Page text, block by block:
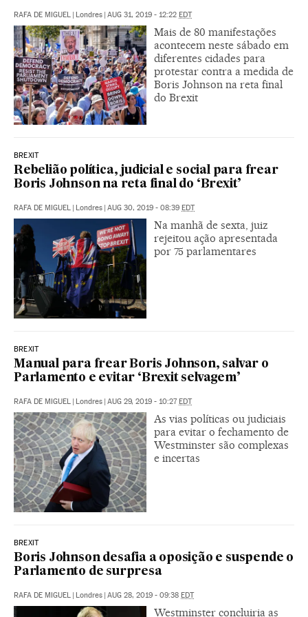
RAFA DE MIGUEL | Londres | AUG 31, 2019 - 12:22 EDT
Mais de 80 manifestações
acontecem neste sábado em
diferentes cidades para
protestar contra a medida de
Boris Johnson na reta final
do Brexit
BREXIT
Rebelião política, judicial e social para frear
Boris Johnson na reta final do ‘Brexit’
RAFA DE MIGUEL Londres AUG 30, 2019 - 08:39 EDT
Na manhã de sexta, juiz
rejeitou ação apresentada
por 75 parlamentares
BREXIT
Manual para frear Boris Johnson, salvar o
Parlamento e evitar ‘Brexit selvagem’
RAFA DE MIGUEL Londres AUG 29, 2019 - 10:27 EDT
As vias políticas ou judiciais
para evitar o fechamento de
Westminster são complexas
e incertas
BREXIT
Boris Johnson desafia a oposição e suspende o
Parlamento de surpresa
RAFA DE MIGUEL Londres AUG 28, 2019 - 09:38 EDT
Westminster concluiria as